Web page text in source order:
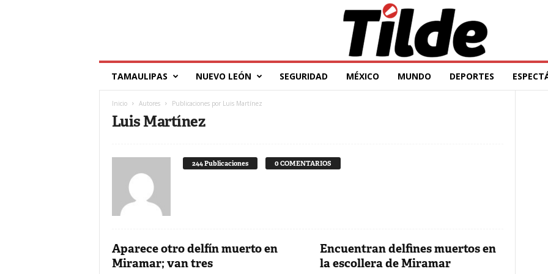
T
l
TAMAULIPAS NUEVO LEÓN SEGURIDAD MÉXICO MUNDO DEPORTES
Inicio Autores Publicaciones por Luis Martínez
Luis Martínez
244 Publicaciones 0 COMENTARIOS
Aparece otro delfín muerto en
Miramar; van tres
Encuentran delfines muertos en
la escollera de Miramar